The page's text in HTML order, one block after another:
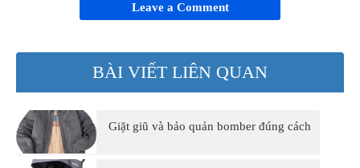
Leave a Comment
BÀI VIẾT LIÊN QUAN
Giặt giũ và bảo quản bomber đúng cách